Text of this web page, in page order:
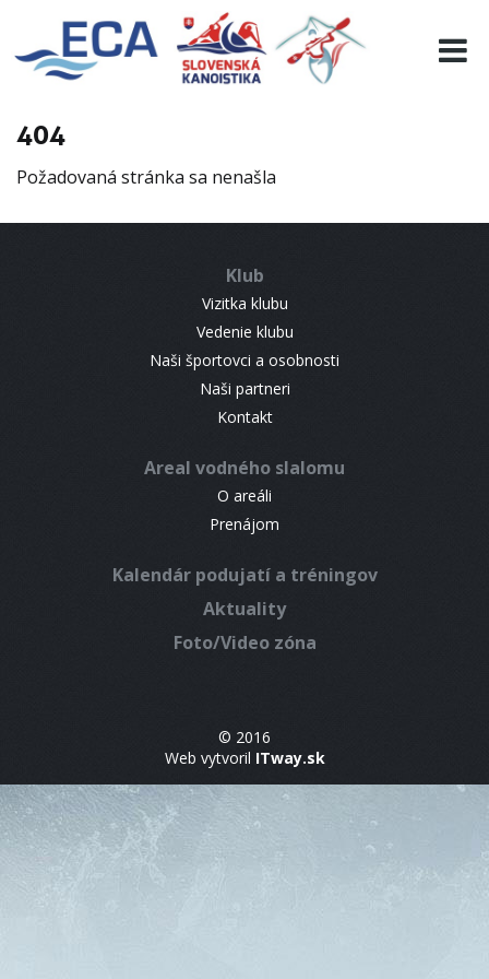
404
Požadovaná stránka sa nenašla
Klub
Vizitka klubu
Vedenie klubu
Naši športovci a osobnosti
Naši partneri
Kontakt
Areal vodného slalomu
O areáli
Prenájom
Kalendár podujatí a tréningov
Aktuality
Foto/Video zóna
© 2016
Web vytvoril ITway.sk
EURO 19
INFO
RESULTS
CONTACT